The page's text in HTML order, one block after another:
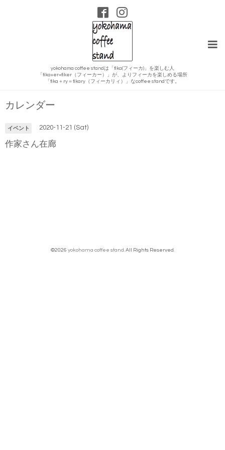
yokohama coffee standは「fika(フィーカ)」を楽しむ人
「fika+er=fiker（フィーカー）」が、よりフィーカを楽しめる場所
「fika＋ry＝fikary（フィーカリィ）」なcoffee standです。
カレンダー
イベント 2020-11-21 (Sat)
作家さん在廊
©2026 yokohama coffee stand. All Rights Reserved.